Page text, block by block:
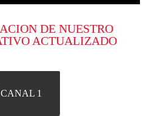
DE NUESTRO
ACTUALIZADO
CANAL 1